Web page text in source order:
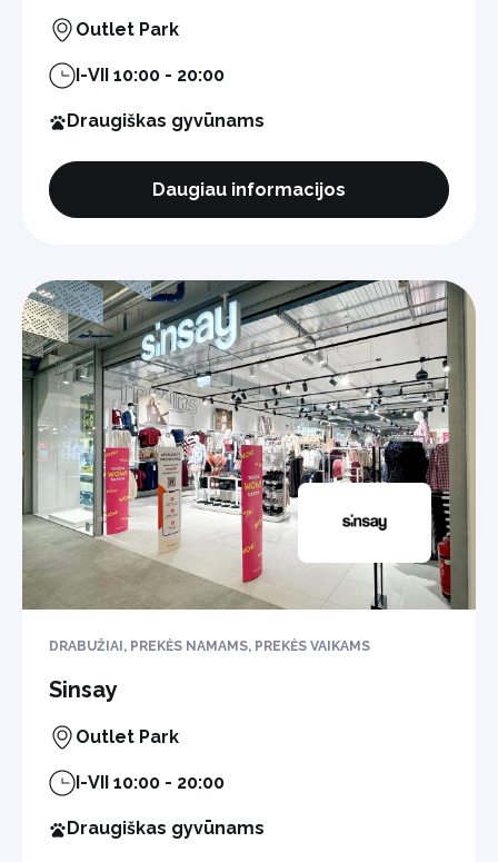
Outlet Park
I-VII 10:00 - 20:00
Draugiškas gyvūnams
Daugiau informacijos
DRABUŽIAI, PREKĖS NAMAMS, PREKĖS VAIKAMS
Sinsay
Outlet Park
I-VII 10:00 - 20:00
Draugiškas gyvūnams